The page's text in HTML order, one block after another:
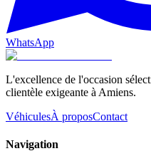
WhatsApp
L'excellence de l'occasion
clientèle exigeante à Amiens.
VéhiculesÀ proposContact
Navigation